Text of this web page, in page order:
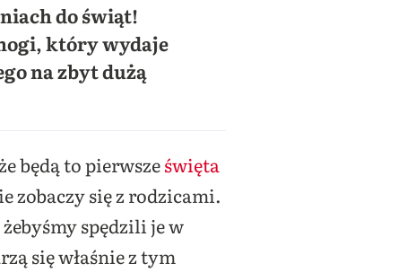
do świąt!
który wydaje
na zbyt dużą
będą to pierwsześwięta
zobaczy się z rodzicami.
spędzili je w
się właśnie z tym